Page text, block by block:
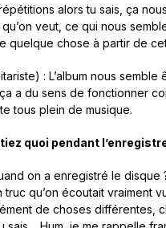
alors tu sais, ça
veut, ce qui nous
quelque chose à partir de
: L’album nous semble
a du sens de fonctionner
tous plein de musique.
quoi pendant
on a enregistré le disque
truc qu’on écoutait vraiment
de choses différentes,